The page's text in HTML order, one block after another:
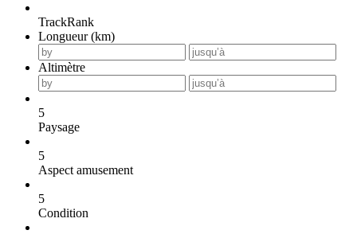
TrackRank
Longueur (km)
Altimètre
5
Paysage
5
Aspect amusement
5
Condition